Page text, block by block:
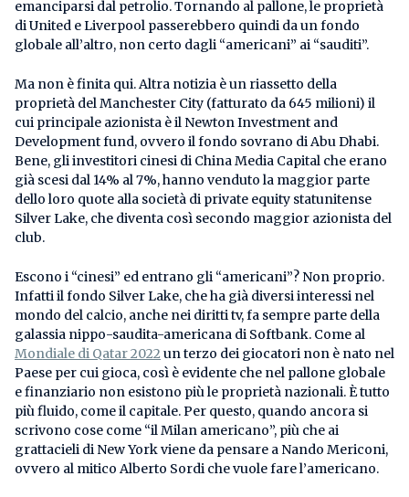
emanciparsi dal petrolio. Tornando al pallone, le proprietà
di United e Liverpool passerebbero quindi da un fondo
globale all’altro, non certo dagli “americani” ai “sauditi”.
Ma non è finita qui. Altra notizia è un riassetto della
proprietà del Manchester City (fatturato da 645 milioni) il
cui principale azionista è il Newton Investment and
Development fund, ovvero il fondo sovrano di Abu Dhabi.
Bene, gli investitori cinesi di China Media Capital che erano
già scesi dal 14% al 7%, hanno venduto la maggior parte
dello loro quote alla società di private equity statunitense
Silver Lake, che diventa così secondo maggior azionista del
club.
Escono i “cinesi” ed entrano gli “americani”? Non proprio.
Infatti il fondo Silver Lake, che ha già diversi interessi nel
mondo del calcio, anche nei diritti tv, fa sempre parte della
galassia nippo-saudita-americana di Softbank. Come al
Mondiale di Qatar 2022 un terzo dei giocatori non è nato nel
Paese per cui gioca, così è evidente che nel pallone globale
e finanziario non esistono più le proprietà nazionali. È tutto
più fluido, come il capitale. Per questo, quando ancora si
scrivono cose come “il Milan americano”, più che ai
grattacieli di New York viene da pensare a Nando Mericoni,
ovvero al mitico Alberto Sordi che vuole fare l’americano.